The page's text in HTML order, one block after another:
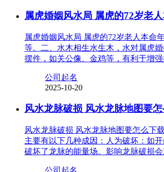
属虎婚姻风水局 属虎的72岁老
属虎婚姻风水局 属虎的72岁老人本命
等。二、水木相生水生木，水对属虎
摆件，如关公像、金鸡等，有利于增
公司起名
2025-10-20
风水龙脉破损 风水龙脉地图要
风水龙脉破损 风水龙脉地图要怎么下
主要有以下几种成因：人为破坏：如
破坏了龙脉的能量场。影响龙脉破损
公司起名